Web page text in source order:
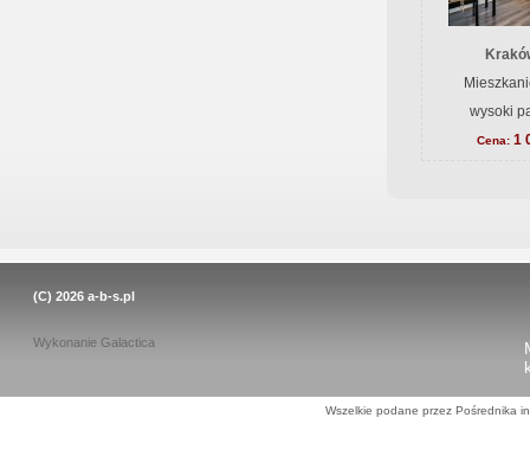
wysoki
Cena: 1
(C) 2026 a-b-s.pl
Wykonanie Galactica
Wszelkie podane przez Pośrednika